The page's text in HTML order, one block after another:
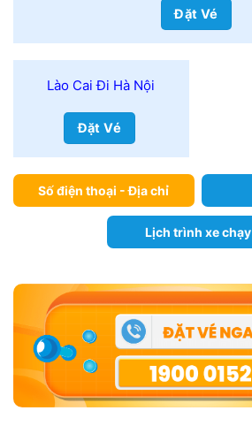
Đặt Vé
Lào Cai Đi Hà Nội
Đặt Vé
Số điện thoại - Địa chỉ
Lịch trình xe chạy